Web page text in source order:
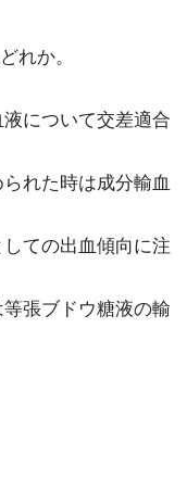
れか。
について交差適合
れた時は成分輸血
ての出血傾向に注
張ブドウ糖液の輸